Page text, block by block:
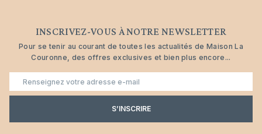
INSCRIVEZ-VOUS À NOTRE NEWSLETTER
Pour se tenir au courant de toutes les actualités de Maison La
Couronne, des offres exclusives et bien plus encore...
E-
S’INSCRIRE